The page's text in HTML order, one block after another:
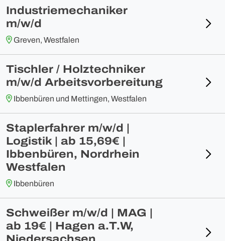
Industriemechaniker
m/w/d
Greven, Westfalen
Tischler / Holztechniker
m/w/d Arbeitsvorbereitung
Ibbenbüren und Mettingen, Westfalen
Staplerfahrer m/w/d |
Logistik | ab 15,69€ |
Ibbenbüren, Nordrhein
Westfalen
Ibbenbüren
Schweißer m/w/d | MAG |
ab 19€ | Hagen a.T.W,